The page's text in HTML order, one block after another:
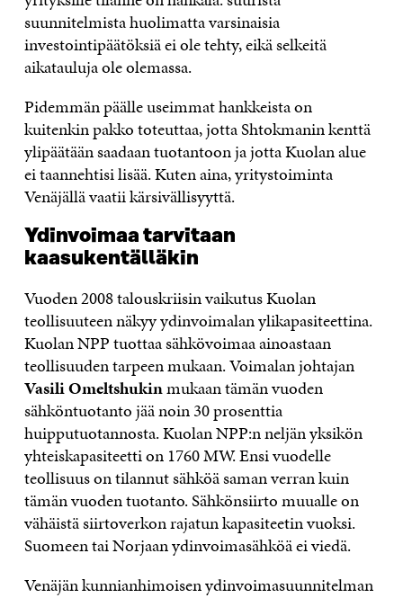
suunnitelmista huolimatta varsinaisia
investointipäätöksiä ei ole tehty, eikä selkeitä
aikatauluja ole olemassa.
Pidemmän päälle useimmat hankkeista on
kuitenkin pakko toteuttaa, jotta Shtokmanin kenttä
ylipäätään saadaan tuotantoon ja jotta Kuolan alue
ei taannehtisi lisää. Kuten aina, yritystoiminta
Venäjällä vaatii kärsivällisyyttä.
Ydinvoimaa tarvitaan
kaasukentälläkin
Vuoden 2008 talouskriisin vaikutus Kuolan
teollisuuteen näkyy ydinvoimalan ylikapasiteettina.
Kuolan NPP tuottaa sähkövoimaa ainoastaan
teollisuuden tarpeen mukaan. Voimalan johtajan
Vasili Omeltshukinmukaan tämän vuoden
sähköntuotanto jää noin 30 prosenttia
huipputuotannosta. Kuolan NPP:n neljän yksikön
yhteiskapasiteetti on 1760 MW. Ensi vuodelle
teollisuus on tilannut sähköä saman verran kuin
tämän vuoden tuotanto. Sähkönsiirto muualle on
vähäistä siirtoverkon rajatun kapasiteetin vuoksi.
Suomeen tai Norjaan ydinvoimasähköä ei viedä.
Venäjän kunnianhimoisen ydinvoimasuunnitelman